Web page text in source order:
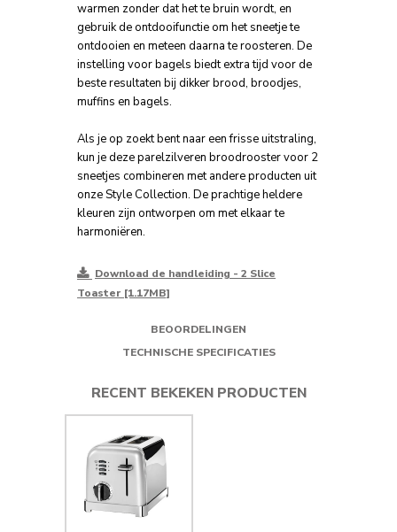
warmen zonder dat het te bruin wordt, en
gebruik de ontdooifunctie om het sneetje te
ontdooien en meteen daarna te roosteren. De
instelling voor bagels biedt extra tijd voor de
beste resultaten bij dikker brood, broodjes,
muffins en bagels.
Als je op zoekt bent naar een frisse uitstraling,
kun je deze parelzilveren broodrooster voor 2
sneetjes combineren met andere producten uit
onze Style Collection. De prachtige heldere
kleuren zijn ontworpen om met elkaar te
harmoniëren.
Download de handleiding - 2 Slice
Toaster [1.17MB]
BEOORDELINGEN
TECHNISCHE SPECIFICATIES
RECENT BEKEKEN PRODUCTEN